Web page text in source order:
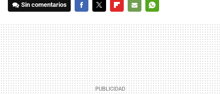
Sin comentarios
MAIL